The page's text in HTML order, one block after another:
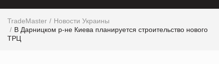
TradeMaster
Новости Украины
В Дарницком р-не Киева планируется строительство нового
ТРЦ